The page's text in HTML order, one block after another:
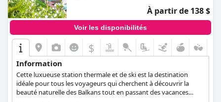
À partir de 138 $
Voir les disponibilités
$
Information
Cette luxueuse station thermale et de ski est la destination
idéale pour tous les voyageurs qui cherchent à découvrir la
beauté naturelle des Balkans tout en passant des vacances